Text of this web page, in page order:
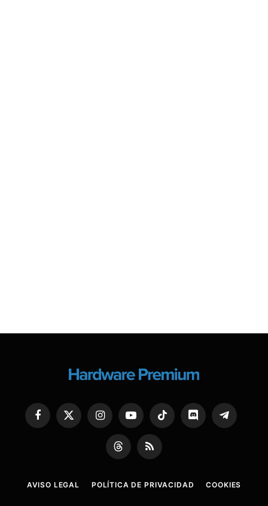
Facebook
X
InstagramYouTubeTikTok Discord Telegram
ThreadsRSS
AVISO LEGAL POLÍTICA DE PRIVACIDAD COOKIES